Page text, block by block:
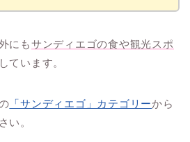
にもサンディエゴの食や観光スポ
ています。
「サンディエゴ」カテゴリーから
い。